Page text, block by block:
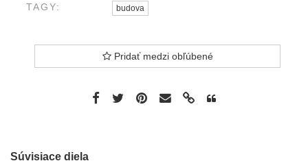
TAGY: budova
Pridať medzi obľúbené
Súvisiace diela